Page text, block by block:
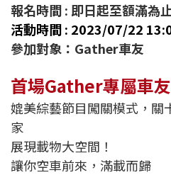
報名時間 : 即日起至額滿為
活動時間 : 2023/07/22
參加對象：Gather車友
首場Gather專屬車
媲美綜藝節目闖關模式，關
家
展現載物大空間！
讓你空車前來，滿載而歸